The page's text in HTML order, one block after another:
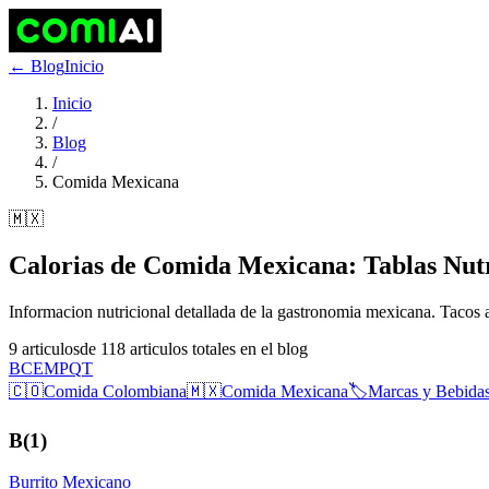
← BlogInicio
Inicio
/
Blog
/
Comida Mexicana
🇲🇽
Calorias de Comida Mexicana: Tablas
Informacion nutricional detallada de la gastronomia mexicana.
9 articulosde 118 articulos totales en el blog
BCEMPQT
🇨🇴Comida Colombiana🇲🇽Comida Mexicana🏷️Marcas y
B(1)
Burrito Mexicano